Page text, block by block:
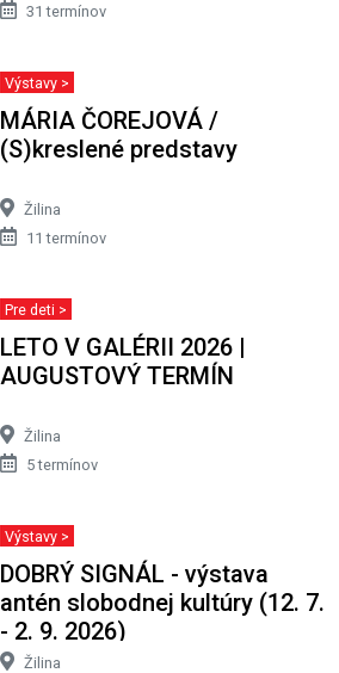
31 termínov
Výstavy >
MÁRIA ČOREJOVÁ /
(S)kreslené predstavy
Žilina
11 termínov
Pre deti >
LETO V GALÉRII 2026 |
AUGUSTOVÝ TERMÍN
Žilina
5 termínov
Výstavy >
DOBRÝ SIGNÁL - výstava
antén slobodnej kultúry (12. 7.
- 2. 9. 2026)
Žilina